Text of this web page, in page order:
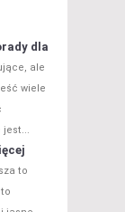
dla
ale
wiele
jest...
to